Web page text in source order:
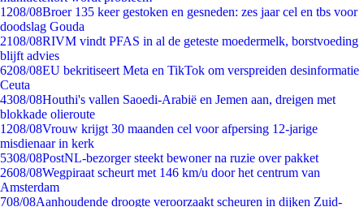
1208/08Broer 135 keer gestoken en gesneden: zes jaar cel en tbs voor
doodslag Gouda
2108/08RIVM vindt PFAS in al de geteste moedermelk, borstvoeding
blijft advies
6208/08EU bekritiseert Meta en TikTok om verspreiden desinformatie
Ceuta
4308/08Houthi's vallen Saoedi-Arabië en Jemen aan, dreigen met
blokkade olieroute
1208/08Vrouw krijgt 30 maanden cel voor afpersing 12-jarige
misdienaar in kerk
5308/08PostNL-bezorger steekt bewoner na ruzie over pakket
2608/08Wegpiraat scheurt met 146 km/u door het centrum van
Amsterdam
708/08Aanhoudende droogte veroorzaakt scheuren in dijken Zuid-